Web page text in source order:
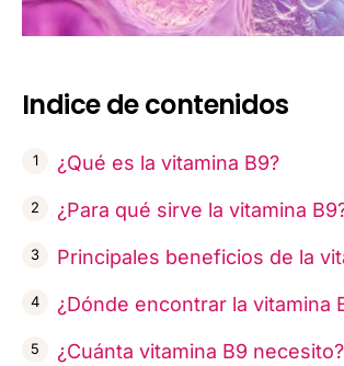
Indice de contenidos
¿Qué es la vitamina B9?
¿Para qué sirve la vitamina
Principales beneficios de la
¿Dónde encontrar la vitamina
¿Cuánta vitamina B9 necesito?